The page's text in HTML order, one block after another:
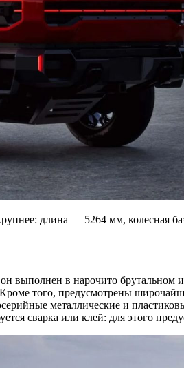
длина — 5264 мм, колесная
в нарочито брутальном
того, предусмотрены
металлические и
сварка или клей: для этого